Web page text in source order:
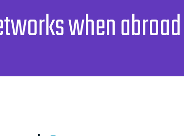
when abroad